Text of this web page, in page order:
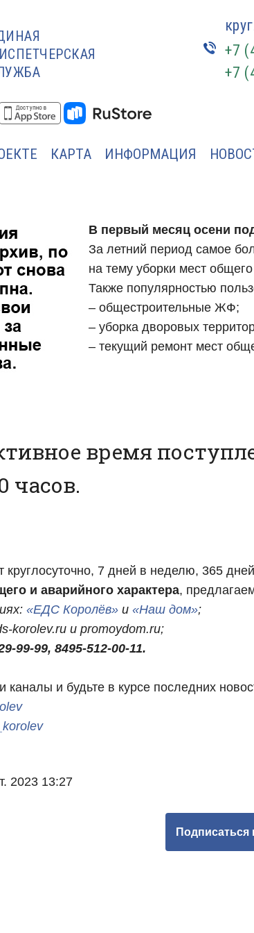
+7
+7
КАРТА ИНФОРМАЦИЯ
В первый месяц осени
За летний период самое
на тему уборки мест
Также популярностью
– общестроительные ЖФ;
– уборка дворовых
– текущий ремонт мест
время
часов.
7 дней в неделю, 365
и аварийного характера,
«ЕДС Королёв» и «Наш дом»;
korolev.ru и promoydom.ru;
99-99, 8495-512-00-11.
и будьте в курсе последних
2023 13:27
Подписаться